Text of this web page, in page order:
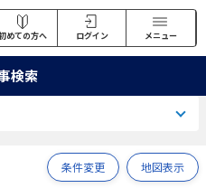
めての方へ ログイン メニュー
検索
条件変更 地図表示